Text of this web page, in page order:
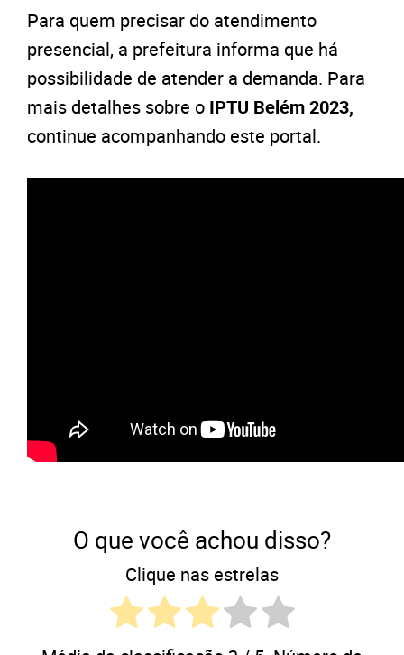
Para quem precisar do atendimento
presencial, a prefeitura informa que há
possibilidade de atender a demanda. Para
mais detalhes sobre o IPTU Belém 2023,
continue acompanhando este portal.
O que você achou disso?
Clique nas estrelas